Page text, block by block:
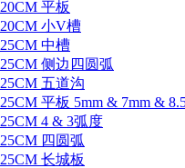
20CM 平板
20CM 小V槽
25CM 中槽
25CM 侧边四圆弧
25CM 五道沟
25CM 平板 5mm & 7mm &
25CM 4 & 3弧度
25CM 四圆弧
25CM 长城板